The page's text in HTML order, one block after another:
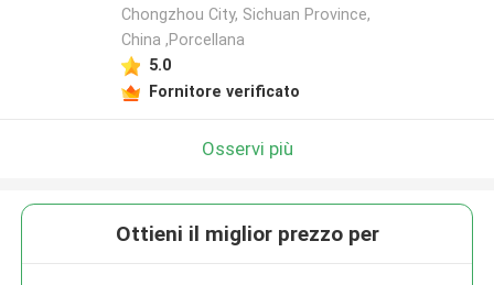
Chongzhou City, Sichuan Province,
China ,Porcellana
5.0
Fornitore verificato
Osservi più
Ottieni il miglior prezzo per